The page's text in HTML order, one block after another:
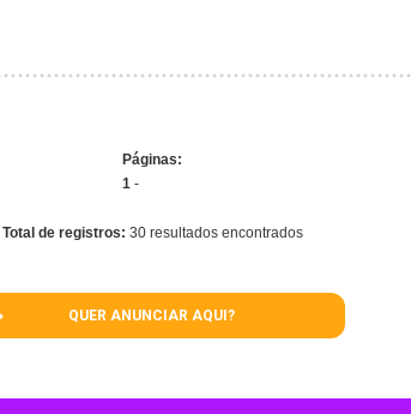
Páginas:
1 -
Total de registros: 30 resultados encontrados
QUER ANUNCIAR AQUI?